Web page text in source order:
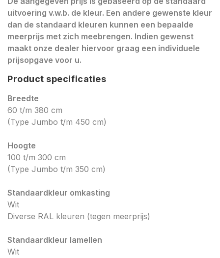
uitvoering v.w.b. de kleur. Een andere gewenste kleur
dan de standaard kleuren kunnen een bepaalde
meerprijs met zich meebrengen. Indien gewenst
maakt onze dealer hiervoor graag een individuele
prijsopgave voor u.
Product specificaties
Breedte
60 t/m 380 cm
(Type Jumbo t/m 450 cm)
Hoogte
100 t/m 300 cm
(Type Jumbo t/m 350 cm)
Standaardkleur omkasting
Wit
Diverse RAL kleuren (tegen meerprijs)
Standaardkleur lamellen
Wit